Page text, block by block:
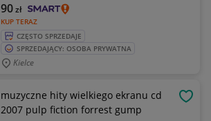
KUP TERAZ
90zł
CZĘSTO SPRZEDAJE
SPRZEDAJĄCY: OSOBA PRYWATNA
Kielce
muzyczne hity wielkiego ekranu cd
2007 pulp fiction forrest gump